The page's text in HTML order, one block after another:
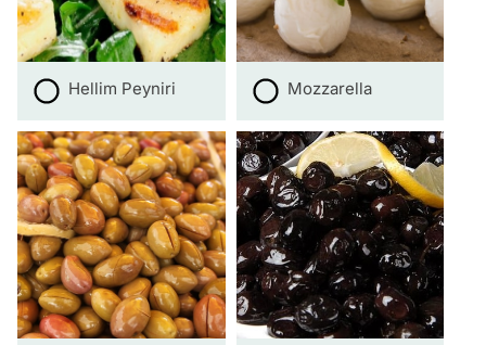
Hellim Peyniri Mozzarella